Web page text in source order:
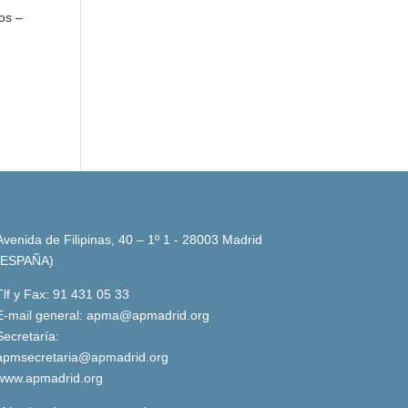
–
de Filipinas, 40 – 1º 1 - 28003 Madrid
y Fax: 91 431 05 33
mail general: apma@apmadrid.org